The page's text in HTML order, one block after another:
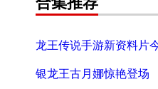
龙王传说手游新资料片
银龙王古月娜惊艳登场